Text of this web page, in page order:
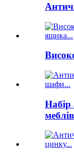
Набір